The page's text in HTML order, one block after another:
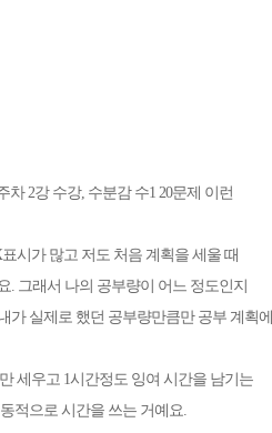
차 2강 수강, 수분감 수1 20문제 이런
시가 많고 저도 처음 계획을 세울 때
그래서 나의 공부량이 어느 정도인지
가 실제로 했던 공부량만큼만 공부 계획에
세우고 1시간정도 잉여 시간을 남기는
적으로 시간을 쓰는 거예요.